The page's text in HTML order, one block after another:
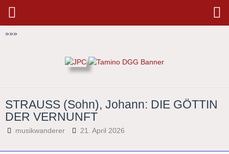
»»»
STRAUSS (Sohn), Johann: DIE GÖTTIN
DER VERNUNFT
musikwanderer 21. April 2026